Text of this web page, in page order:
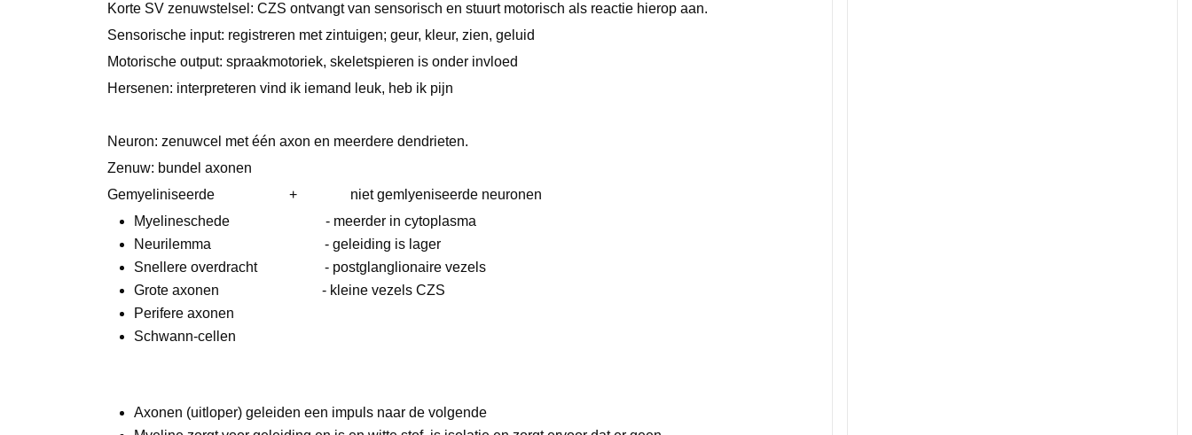
Korte SV zenuwstelsel: CZS ontvangt van sensorisch en stuurt motorisch als reactie hierop aan.
Sensorische input: registreren met zintuigen; geur, kleur, zien, geluid
Motorische output: spraakmotoriek, skeletspieren is onder invloed
Hersenen: interpreteren vind ik iemand leuk, heb ik pijn
Neuron: zenuwcel met één axon en meerdere dendrieten.
Zenuw: bundel axonen
Gemyeliniseerde + niet gemlyeniseerde neuronen
Myelineschede - meerder in cytoplasma
Neurilemma - geleiding is lager
Snellere overdracht - postglanglionaire vezels
Grote axonen - kleine vezels CZS
Perifere axonen
Schwann-cellen
Axonen (uitloper) geleiden een impuls naar de volgende